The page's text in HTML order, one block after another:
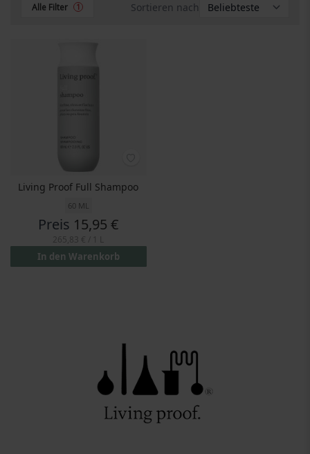
Alle Filter 1 Sortieren nach
Living Proof Full Shampoo
60 ML
Preis 15,95 €
In den Warenkorb